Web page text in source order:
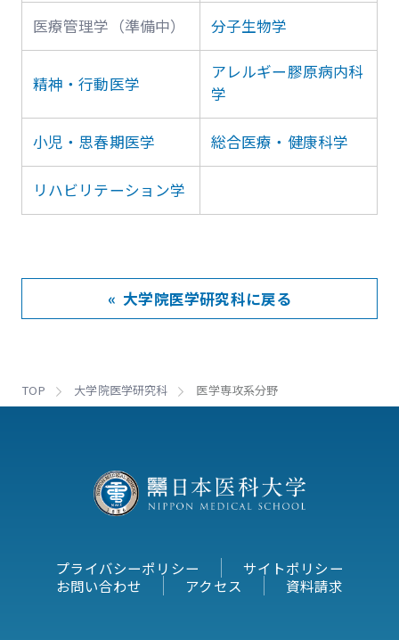
医療管理学（準備中） 分子生物学
精神・行動医学
アレルギー膠原病内科
学
小児・思春期医学 総合医療・健康科学
リハビリテーション学
« 大学院医学研究科に戻る
TOP 大学院医学研究科 医学専攻系分野
プライバシーポリシー
サイトポリシー
お問い合わせ
アクセス 資料請求